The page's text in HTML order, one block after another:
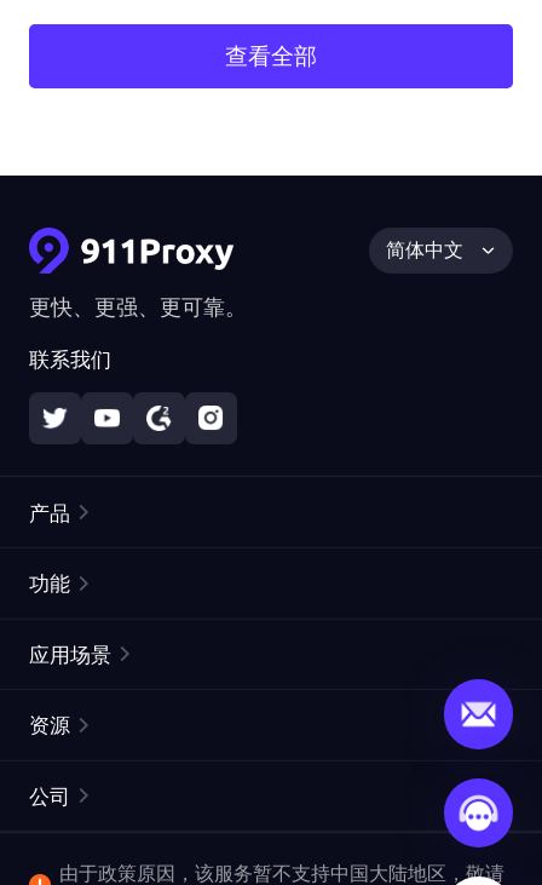
查看全部
更快、更强、更可靠。
联系我们
简体中文
产品
静态住宅代理
网页抓取 API
功能
ISP代理
ProxySite
应用场景
市场研究
资源
常见问题解答
公司
由于政策原因，该服务暂不支持中国大陆地区，敬请